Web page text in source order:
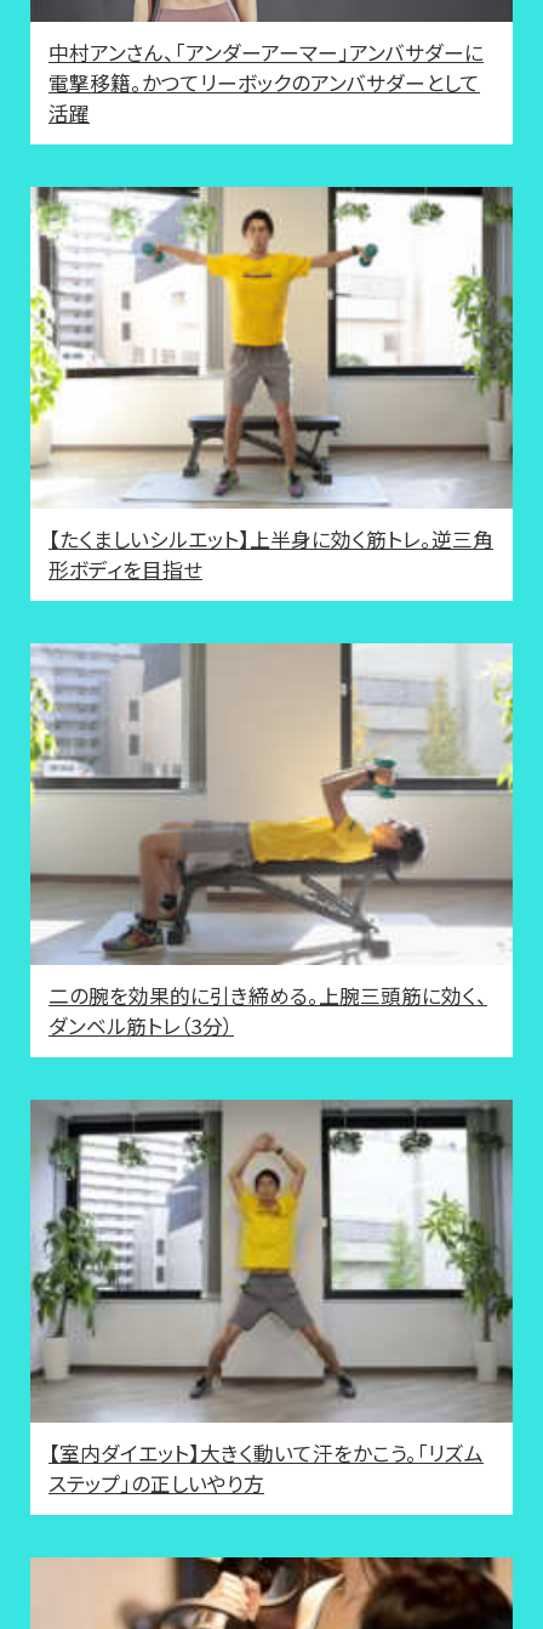
中村アンさん、「アンダーアーマー」アンバサダーに
電撃移籍。かつてリーボックのアンバサダーとして
活躍
【たくましいシルエット】上半身に効く筋トレ。逆三角
形ボディを目指せ
二の腕を効果的に引き締める。上腕三頭筋に効く、
ダンベル筋トレ（3分）
【室内ダイエット】大きく動いて汗をかこう。「リズム
ステップ」の正しいやり方